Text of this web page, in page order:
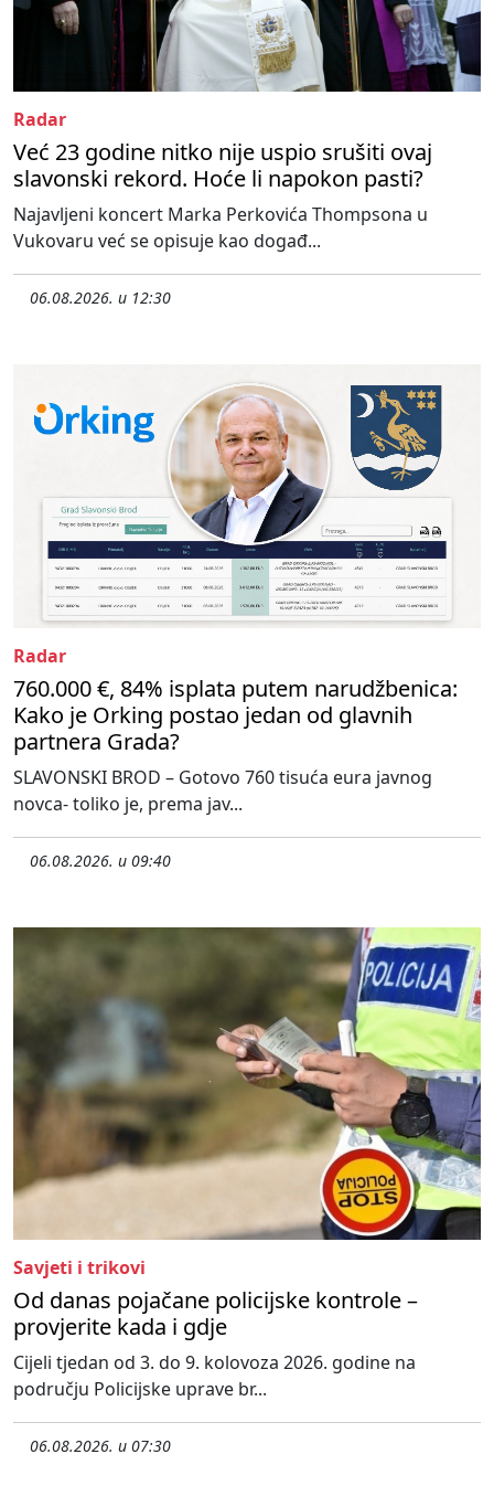
Radar
Već 23 godine nitko nije uspio srušiti ovaj
slavonski rekord. Hoće li napokon pasti?
Najavljeni koncert Marka Perkovića Thompsona u
Vukovaru već se opisuje kao događ...
06.08.2026. u 12:30
Radar
760.000 €, 84% isplata putem narudžbenica:
Kako je Orking postao jedan od glavnih
partnera Grada?
SLAVONSKI BROD – Gotovo 760 tisuća eura javnog
novca- toliko je, prema jav...
06.08.2026. u 09:40
Savjeti i trikovi
Od danas pojačane policijske kontrole –
provjerite kada i gdje
Cijeli tjedan od 3. do 9. kolovoza 2026. godine na
području Policijske uprave br...
06.08.2026. u 07:30